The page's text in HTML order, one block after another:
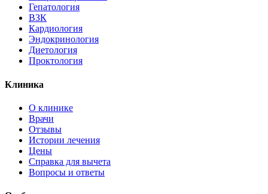
Гепатология
ВЗК
Кардиология
Эндокринология
Диетология
Проктология
Клиника
О клинике
Врачи
Отзывы
Истории лечения
Цены
Справка для вычета
Вопросы и ответы